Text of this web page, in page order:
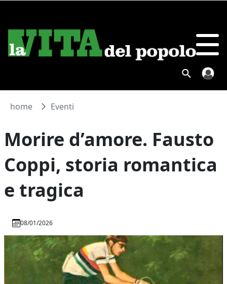
home Eventi
Morire d’amore. Fausto
Coppi, storia romantica
e tragica
08/01/2026